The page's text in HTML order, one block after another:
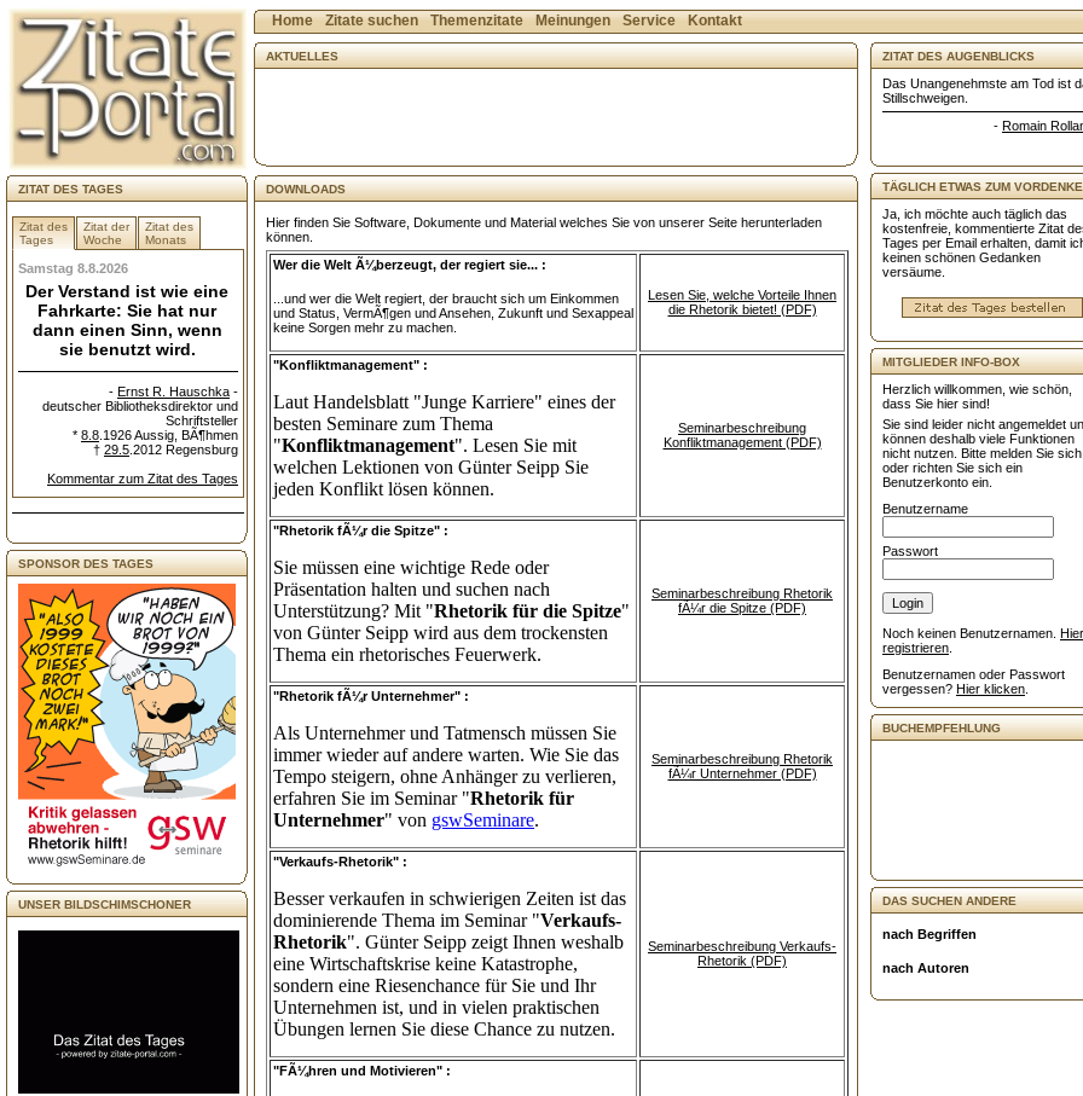
ZITAT DES TAGES
Zitat des
Tages
Zitat der
Woche
Zitat des
Monats
Samstag 8.8.2026
Der Verstand ist wie eine
Fahrkarte: Sie hat nur
dann einen Sinn, wenn
sie benutzt wird.
- Ernst R. Hauschka -
deutscher Bibliotheksdirektor und
Schriftsteller
* 8.8 .1926 Aussig, BÃ¶hmen
† 29.5 .2012 Regensburg
Kommentar zum Zitat des Tages
SPONSOR DES TAGES
UNSER BILDSCHIMSCHONER
ZITAT DES AUGENBLICKS
Das Unangenehmste am Tod ist
Stillschweigen.
- Romain
TÄGLICH ETWAS ZUM
Ja, ich möchte auch täglich das
kostenfreie, kommentierte Zitat
Tages per Email erhalten, damit
keinen schönen Gedanken
versäume.
MITGLIEDER INFO-BOX
Herzlich willkommen, wie schön,
dass Sie hier sind!
Sie sind leider nicht angemeldet
können deshalb viele Funktionen
nicht nutzen. Bitte melden Sie
oder richten Sie sich ein
Benutzerkonto ein.
Benutzername
Passwort
Noch keinen Benutzernamen. Hier
registrieren
Benutzernamen oder Passwort
vergessen? Hier klicken
BUCHEMPFEHLUNG
DAS SUCHEN ANDERE
nach Begriffen
nach Autoren
Home Zitate suchen Themenzitate Meinungen Service Kontakt
AKTUELLES
DOWNLOADS
Hier finden Sie Software, Dokumente und Material welches Sie von unserer Seite herunterladen
können.
Wer die Welt Ã¼berzeugt, der regiert sie... :
...und wer die Welt regiert, der braucht sich um Einkommen
und Status, VermÃ¶gen und Ansehen, Zukunft und Sexappeal
keine Sorgen mehr zu machen.
Lesen Sie, welche Vorteile Ihnen
die Rhetorik bietet! (PDF)
"Konfliktmanagement" :
Laut Handelsblatt "Junge Karriere" eines der
besten Seminare zum Thema
"Konfliktmanagement". Lesen Sie mit
welchen Lektionen von Günter Seipp Sie
jeden Konflikt lösen können.
Seminarbeschreibung
Konfliktmanagement (PDF)
"Rhetorik fÃ¼r die Spitze" :
Sie müssen eine wichtige Rede oder
Präsentation halten und suchen nach
Unterstützung? Mit "Rhetorik für die Spitze"
von Günter Seipp wird aus dem trockensten
Thema ein rhetorisches Feuerwerk.
Seminarbeschreibung Rhetorik
fÃ¼r die Spitze (PDF)
"Rhetorik fÃ¼r Unternehmer" :
Als Unternehmer und Tatmensch müssen Sie
immer wieder auf andere warten. Wie Sie das
Tempo steigern, ohne Anhänger zu verlieren,
erfahren Sie im Seminar "Rhetorik für
Unternehmer" von gswSeminare.
Seminarbeschreibung Rhetorik
fÃ¼r Unternehmer (PDF)
"Verkaufs-Rhetorik" :
Besser verkaufen in schwierigen Zeiten ist das
dominierende Thema im Seminar "Verkaufs-
Rhetorik". Günter Seipp zeigt Ihnen weshalb
eine Wirtschaftskrise keine Katastrophe,
sondern eine Riesenchance für Sie und Ihr
Unternehmen ist, und in vielen praktischen
Übungen lernen Sie diese Chance zu nutzen.
Seminarbeschreibung Verkaufs-
Rhetorik (PDF)
"FÃ¼hren und Motivieren" :